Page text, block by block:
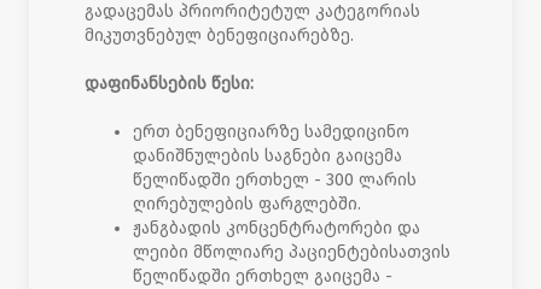
გადაცემას პრიორიტეტულ კატეგორიას
მიკუთვნებულ ბენეფიციარებზე.
დაფინანსების წესი:
ერთ ბენეფიციარზე სამედიცინო
დანიშნულების საგნები გაიცემა
წელიწადში ერთხელ - 300 ლარის
ღირებულების ფარგლებში.
ჟანგბადის კონცენტრატორები და
ლეიბი მწოლიარე პაციენტებისათვის
წელიწადში ერთხელ გაიცემა -